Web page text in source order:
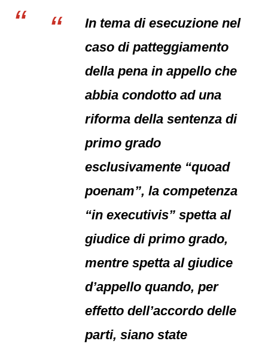
In tema di esecuzione nel
caso di patteggiamento
della pena in appello che
abbia condotto ad una
riforma della sentenza di
primo grado
esclusivamente “quoad
poenam”, la competenza
“in executivis” spetta al
giudice di primo grado,
mentre spetta al giudice
d’appello quando, per
effetto dell’accordo delle
parti, siano state